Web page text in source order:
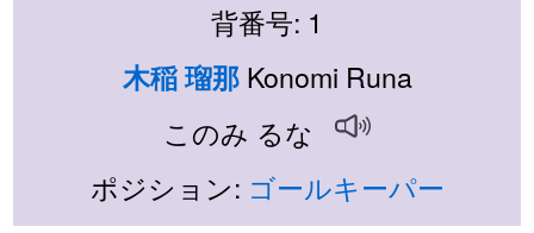
背番号: 1
木稲 瑠那Konomi Runa
このみ るな
ポジション: ゴールキーパー